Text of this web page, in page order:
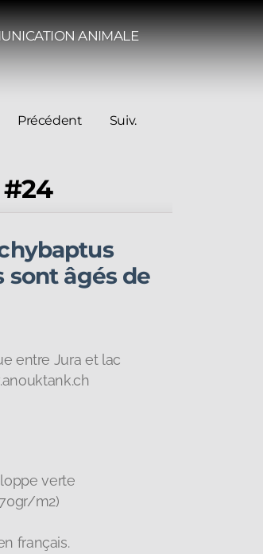
ANIMALE
Précédent Suiv.
sont âgés de
entre Jura et lac
verte
m2)
français.